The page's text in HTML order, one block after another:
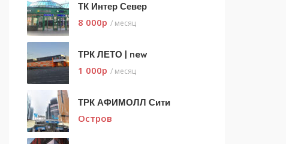
ТК Интер Север
8 000p / месяц
ТРК ЛЕТО | new
1 000p / месяц
ТРК АФИМОЛЛ Сити
Остров